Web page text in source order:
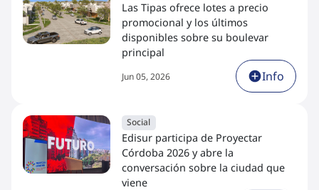
Las Tipas ofrece lotes a precio
promocional y los últimos
disponibles sobre su boulevar
principal
Jun 05, 2026 Info
Social
Edisur participa de Proyectar
Córdoba 2026 y abre la
conversación sobre la ciudad que
viene